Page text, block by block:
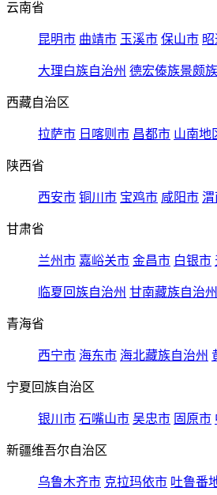
云南省
昆明市 曲靖市 玉溪市 保山市
大理白族自治州 德宏傣族景颇
西藏自治区
拉萨市 日喀则市 昌都市 山南地
陕西省
西安市 铜川市 宝鸡市 咸阳市 渭
甘肃省
兰州市 嘉峪关市 金昌市 白银市
临夏回族自治州 甘南藏族自治州
青海省
西宁市 海东市 海北藏族自治州
宁夏回族自治区
银川市 石嘴山市 吴忠市 固原市
新疆维吾尔自治区
乌鲁木齐市 克拉玛依市 吐鲁番